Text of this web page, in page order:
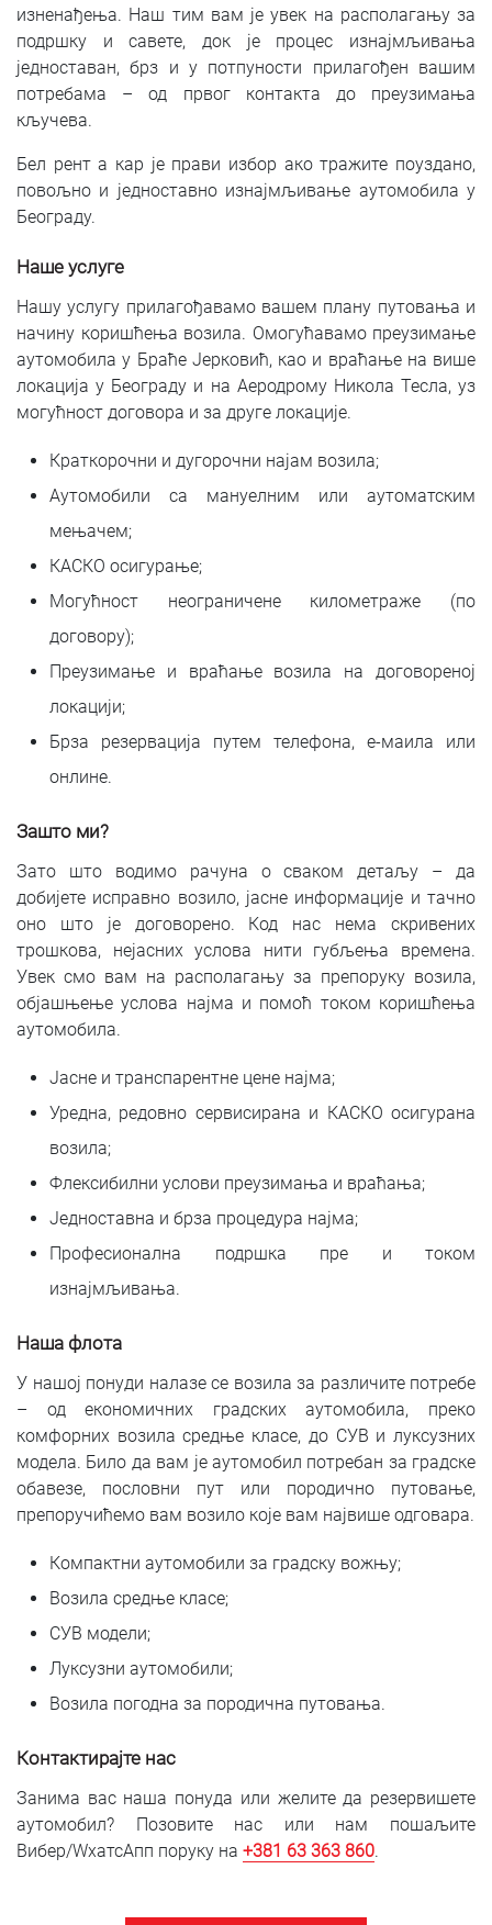
изненађења. Наш тим вам је увек на располагању за
подршку и савете, док је процес изнајмљивања
једноставан, брз и у потпуности прилагођен вашим
потребама – од првог контакта до преузимања
кључева.
Бел рент а кар је прави избор ако тражите поуздано,
повољно и једноставно изнајмљивање аутомобила у
Београду.
Наше услуге
Нашу услугу прилагођавамо вашем плану путовања и
начину коришћења возила. Омогућавамо преузимање
аутомобила у Браће Јерковић, као и враћање на више
локација у Београду и на Аеродрому Никола Тесла, уз
могућност договора и за друге локације.
Краткорочни и дугорочни најам возила;
Аутомобили са мануелним или аутоматским
мењачем;
КАСКО осигурање;
Могућност неограничене километраже (по
договору);
Преузимање и враћање возила на договореној
локацији;
Брза резервација путем телефона, е-маила или
онлине.
Зашто ми?
Зато што водимо рачуна о сваком детаљу – да
добијете исправно возило, јасне информације и тачно
оно што је договорено. Код нас нема скривених
трошкова, нејасних услова нити губљења времена.
Увек смо вам на располагању за препоруку возила,
објашњење услова најма и помоћ током коришћења
аутомобила.
Јасне и транспарентне цене најма;
Уредна, редовно сервисирана и КАСКО осигурана
возила;
Флексибилни услови преузимања и враћања;
Једноставна и брза процедура најма;
Професионална подршка пре и током
изнајмљивања.
Наша флота
У нашој понуди налазе се возила за различите потребе
– од економичних градских аутомобила, преко
комфорних возила средње класе, до СУВ и луксузних
модела. Било да вам је аутомобил потребан за градске
обавезе, пословни пут или породично путовање,
препоручићемо вам возило које вам највише одговара.
Компактни аутомобили за градску вожњу;
Возила средње класе;
СУВ модели;
Луксузни аутомобили;
Возила погодна за породична путовања.
Контактирајте нас
Занима вас наша понуда или желите да резервишете
аутомобил? Позовите нас или нам пошаљите
Вибер/WхатсАпп поруку на +381 63 363 860.